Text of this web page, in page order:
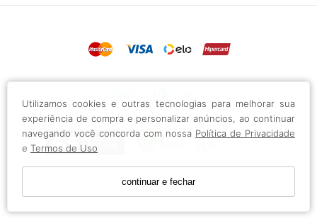
Utilizamos cookies e outras tecnologias para melhorar sua
experiência de compra e personalizar anúncios, ao continuar
navegando você concorda com nossa Política de Privacidade
e Termos de Uso
continuar e fechar